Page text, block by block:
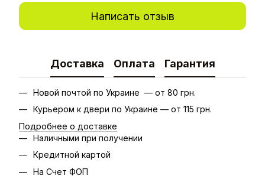
Написать отзыв
Доставка Оплата Гарантия
Новой почтой по Украине — от 80 грн.
Курьером к двери по Украине — от 115 грн.
Подробнее о доставке
Наличными при получении
Кредитной картой
На Счет ФОП